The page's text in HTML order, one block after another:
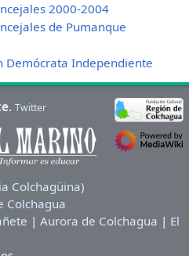
2000-2004
de Pumanque
Demócrata Independiente
. Twitter
Colchagüina)
Colchagua
| Aurora de Colchagua | El